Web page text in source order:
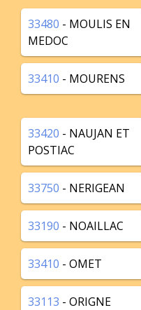
33480 - MOULIS EN
MEDOC
33410 - MOURENS
33420 - NAUJAN ET
POSTIAC
33750 - NERIGEAN
33190 - NOAILLAC
33410 - OMET
33113 - ORIGNE